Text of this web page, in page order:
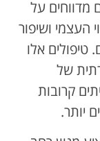
מדווחים על
העצמי ושיפור
טיפולים אלו
של
קרובות
יותר.